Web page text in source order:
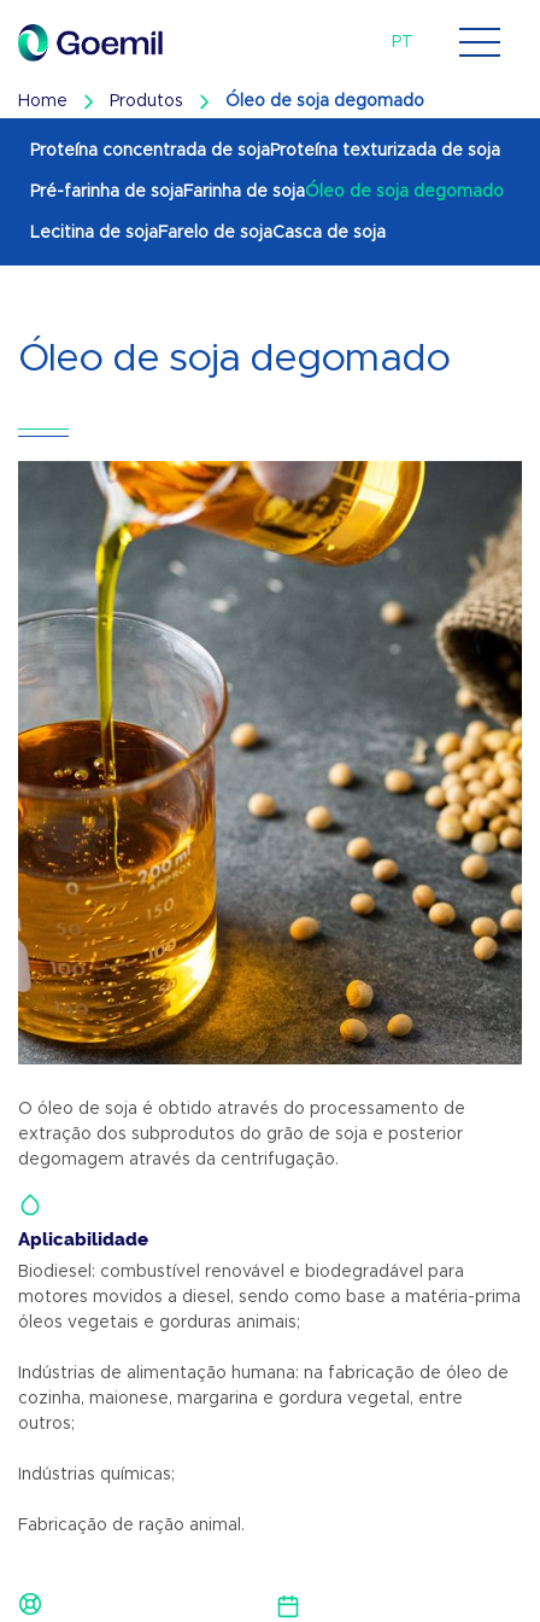
PT
Home Produtos Óleo de soja degomado
Proteína concentrada de sojaProteína texturizada de soja
Pré-farinha de sojaFarinha de sojaÓleo de soja degomado
Lecitina de sojaFarelo de sojaCasca de soja
Óleo de soja degomado
O óleo de soja é obtido através do processamento de
extração dos subprodutos do grão de soja e posterior
degomagem através da centrifugação.
Aplicabilidade
Biodiesel: combustível renovável e biodegradável para
motores movidos a diesel, sendo como base a matéria-prima
óleos vegetais e gorduras animais;
Indústrias de alimentação humana: na fabricação de óleo de
cozinha, maionese, margarina e gordura vegetal, entre
outros;
Indústrias químicas;
Fabricação de ração animal.